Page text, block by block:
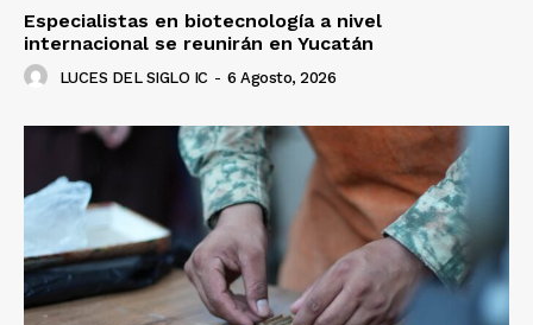
Especialistas en biotecnología a nivel
internacional se reunirán en Yucatán
LUCES DEL SIGLO IC - 6 Agosto, 2026